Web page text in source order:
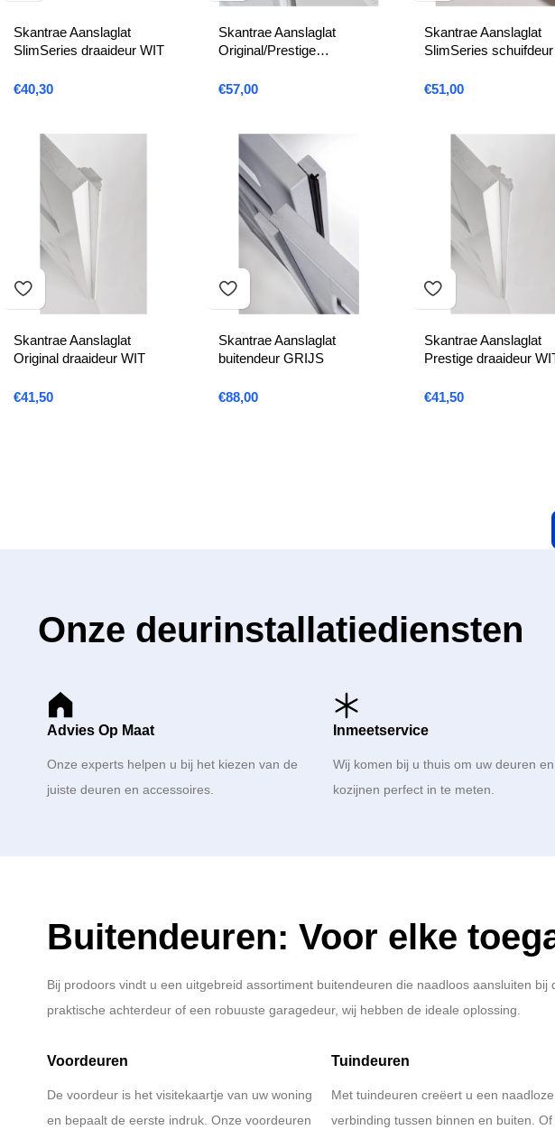
Skantrae Aanslaglat
SlimSeries draaideur WIT
€40,30
Skantrae Aanslaglat
Original/Prestige
€57,00
Skantrae Aanslaglat
SlimSeries
€51,00
Skantrae Aanslaglat
Original draaideur WIT
€41,50
Skantrae Aanslaglat
buitendeur GRIJS
€88,00
Skantrae Aanslaglat
Prestige draaideur
€41,50
Onze deurinstallatiediensten
Advies Op Maat
Onze experts helpen u bij het kiezen van de
juiste deuren en accessoires.
Inmeetservice
Wij komen bij u thuis om uw deuren en
kozijnen perfect in te meten.
Buitendeuren: Voor elke
Bij prodoors vindt u een uitgebreid assortiment buitendeuren die naadloos aansluiten
praktische achterdeur of een robuuste garagedeur, wij hebben de ideale oplossing.
Voordeuren
De voordeur is het visitekaartje van uw woning
en bepaalt de eerste indruk. Onze voordeuren
Tuindeuren
Met tuindeuren creëert u een naadloze
verbinding tussen binnen en buiten. Of